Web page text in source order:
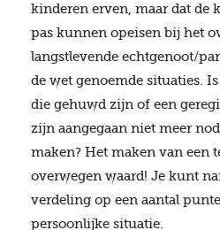
kinderen erven, maar dat de
pas kunnen opeisen bij het
langstlevende echtgenoot/
de wet genoemde situaties.
die gehuwd zijn of een
zijn aangegaan niet meer
maken? Het maken van een
overwegen waard! Je kunt
verdeling op een aantal
persoonlijke situatie.